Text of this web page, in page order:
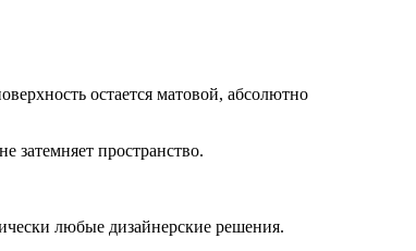
остается матовой, абсолютно
затемняет пространство.
любые дизайнерские решения.